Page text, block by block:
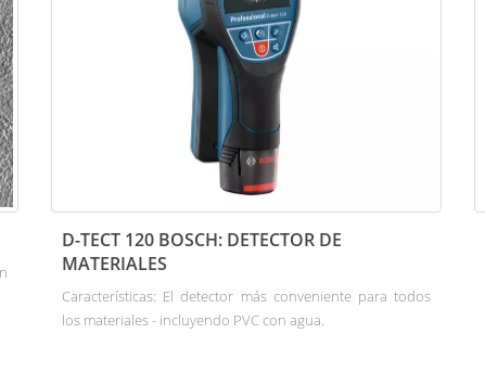
D-TECT 120 BOSCH: DETECTOR DE
MATERIALES
Características: El detector más conveniente para todos
los materiales - incluyendo PVC con agua.